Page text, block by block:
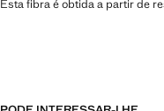
Esta fibra é obtida a partir de